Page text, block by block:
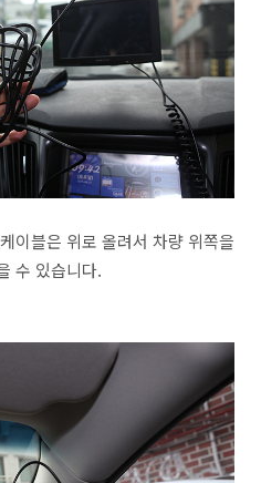
이블은 위로 올려서 차량 위쪽을
수 있습니다.